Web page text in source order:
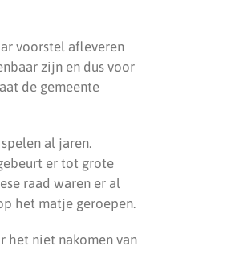
voorstel afleveren
zijn en dus voor
de gemeente
al jaren.
er tot grote
raad waren er al
het matje geroepen.
het niet nakomen van